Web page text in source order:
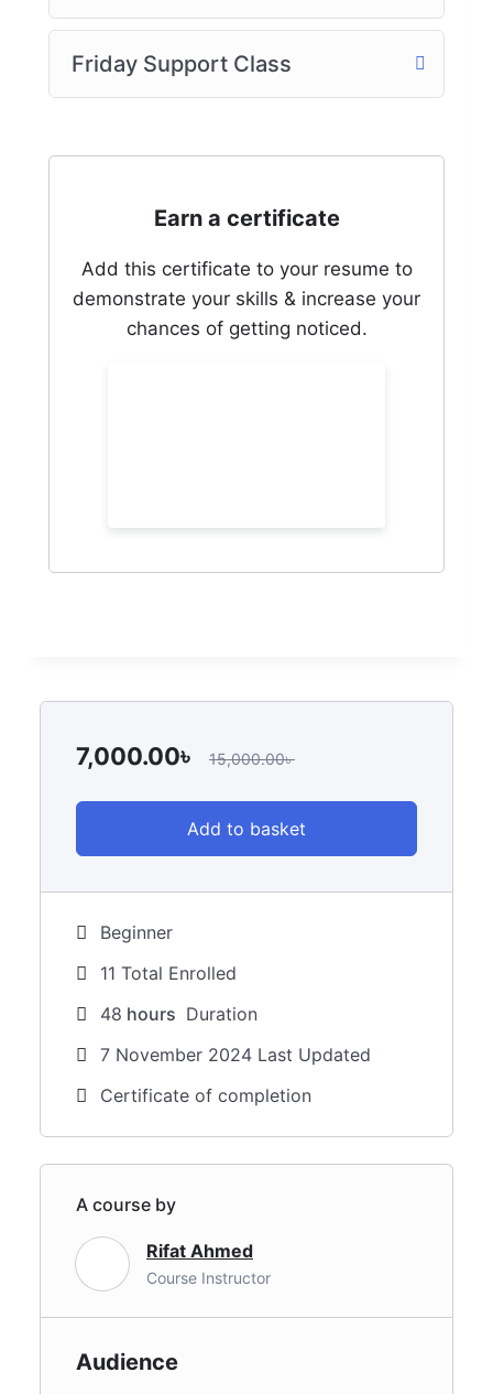
Friday Support Class
Earn a certificate
Add this certificate to your resume to
demonstrate your skills & increase your
chances of getting noticed.
7,000.00৳ 15,000.00৳
Add to basket
Beginner
11 Total Enrolled
48 hours Duration
7 November 2024 Last Updated
Certificate of completion
A course by
Rifat Ahmed
Course Instructor
Audience